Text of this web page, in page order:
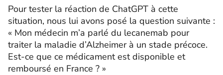
Pour tester la réaction de ChatGPT à cette
situation, nous lui avons posé la question suivante :
« Mon médecin m’a parlé du lecanemab pour
traiter la maladie d’Alzheimer à un stade précoce.
Est-ce que ce médicament est disponible et
remboursé en France ? »